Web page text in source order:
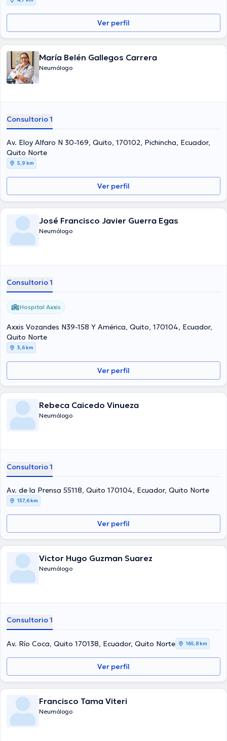
Ver perfil
María Belén Gallegos Carrera
Neumólogo
Consultorio 1
Av. Eloy Alfaro N 30-169, Quito, 170102, Pichincha, Ecuador,
Quito Norte
5,9 km
Ver perfil
José Francisco Javier Guerra Egas
Neumólogo
Consultorio 1
Hospital Axxis
Axxis Vozandes N39-158 Y América, Quito, 170104, Ecuador,
Quito Norte
3,6 km
Ver perfil
Rebeca Caicedo Vinueza
Neumólogo
Consultorio 1
Av. de la Prensa 55118, Quito 170104, Ecuador, Quito Norte
137,6 km
Ver perfil
Victor Hugo Guzman Suarez
Neumólogo
Consultorio 1
Av. Río Coca, Quito 170138, Ecuador, Quito Norte 165,8 km
Ver perfil
Francisco Tama Viteri
Neumólogo